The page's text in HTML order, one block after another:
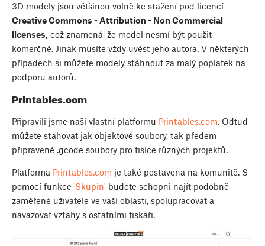
3D modely jsou většinou volně ke stažení pod licencí
Creative Commons - Attribution - Non Commercial
licenses, což znamená, že model nesmí být použit
komerčně. Jinak musíte vždy uvést jeho autora. V některých
případech si můžete modely stáhnout za malý poplatek na
podporu autorů.
Printables.com
Připravili jsme naši vlastní platformu Printables.com. Odtud
můžete stahovat jak objektové soubory, tak předem
připravené .gcode soubory pro tisíce různých projektů.
Platforma Printables.com je také postavena na komunitě. S
pomocí funkce 'Skupin' budete schopni najít podobně
zaměřené uživatele ve vaší oblasti, spolupracovat a
navazovat vztahy s ostatními tiskaři.